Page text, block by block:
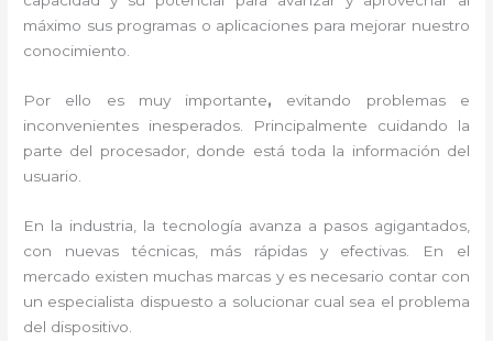
máximo sus programas o aplicaciones para mejorar nuestro
conocimiento.
Por ello es muy importante, evitando problemas e
inconvenientes inesperados. Principalmente cuidando la
parte del procesador, donde está toda la información del
usuario.
En la industria, la tecnología avanza a pasos agigantados,
con nuevas técnicas, más rápidas y efectivas . En el
mercado existen muchas marcas y es necesario contar con
un especialista dispuesto a solucionar cual sea el problema
del dispositivo.